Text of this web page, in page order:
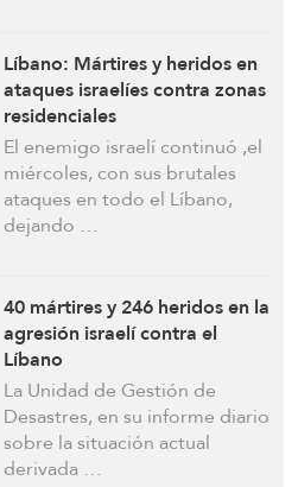
Líbano: Mártires y heridos en
ataques israelíes contra zonas
residenciales
El enemigo israelí continuó ,el
miércoles, con sus brutales
ataques en todo el Líbano,
dejando …
40 mártires y 246 heridos en la
agresión israelí contra el
Líbano
La Unidad de Gestión de
Desastres, en su informe diario
sobre la situación actual
derivada …